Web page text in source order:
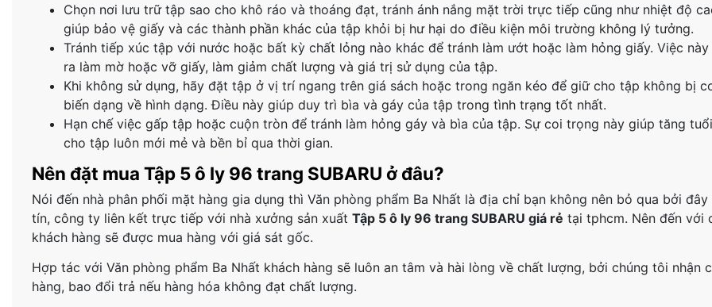
Chọn nơi lưu trữ tập sao cho khô ráo và thoáng đạt, tránh ánh nắng mặt trời trực tiếp cũng như nhiệt độ
giúp bảo vệ giấy và các thành phần khác của tập khỏi bị hư hại do điều kiện môi trường không lý tưởng.
Tránh tiếp xúc tập với nước hoặc bất kỳ chất lỏng nào khác để tránh làm ướt hoặc làm hỏng giấy. Việc
ra làm mờ hoặc vỡ giấy, làm giảm chất lượng và giá trị sử dụng của tập.
Khi không sử dụng, hãy đặt tập ở vị trí ngang trên giá sách hoặc trong ngăn kéo để giữ cho tập không bị
biến dạng về hình dạng. Điều này giúp duy trì bìa và gáy của tập trong tình trạng tốt nhất.
Hạn chế việc gấp tập hoặc cuộn tròn để tránh làm hỏng gáy và bìa của tập. Sự coi trọng này giúp tăng
cho tập luôn mới mẻ và bền bỉ qua thời gian.
Nên đặt mua Tập 5 ô ly 96 trang SUBARU ở đâu?
Nói đến nhà phân phối mặt hàng gia dụng thì Văn phòng phẩm Ba Nhất là địa chỉ bạn không nên bỏ qua bởi
tín, công ty liên kết trực tiếp với nhà xưởng sản xuất Tập 5 ô ly 96 trang SUBARU giá rẻ tại tphcm. Nên đến với
khách hàng sẽ được mua hàng với giá sát gốc.
Hợp tác với Văn phòng phẩm Ba Nhất khách hàng sẽ luôn an tâm và hài lòng về chất lượng, bởi chúng tôi nhận
hàng, bao đổi trả nếu hàng hóa không đạt chất lượng.